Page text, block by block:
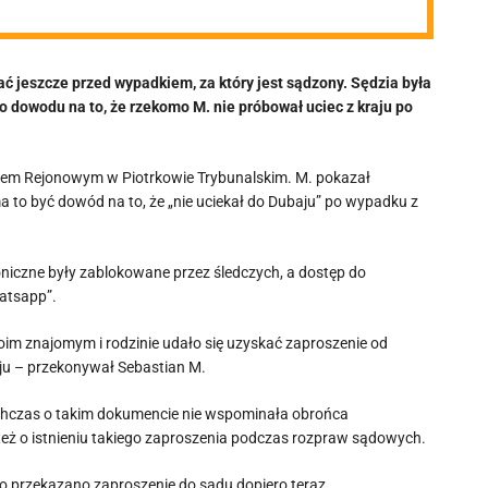
jeszcze przed wypadkiem, za który jest sądzony. Sędzia była
na to, że rzekomo M. nie próbował uciec z kraju po
Rejonowym w Piotrkowie Trybunalskim. M. pokazał
być dowód na to, że „nie uciekał do Dubaju” po wypadku z
były zablokowane przez śledczych, a dostęp do
znajomym i rodzinie udało się uzyskać zaproszenie od
– przekonywał Sebastian M.
o takim dokumencie nie wspominała obrońca
o istnieniu takiego zaproszenia podczas rozpraw sądowych.